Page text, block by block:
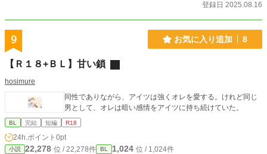
登録日 2025.08.16
9 お気に入り追加 8
【Ｒ１８+ＢＬ】甘い鎖
hosimure
同性でありながら、アイツは強くオレを愛する。けれど同じ
男として、オレは暗い感情をアイツに持ち続けていた。
BL 完結 短編 R18
24h.ポイント 0pt
小説 22,278 位 / 22,278件 BL 1,024 位 / 1,024件